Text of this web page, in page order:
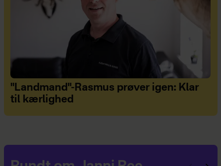
"Landmand"-Rasmus prøver igen: Klar
til kærlighed